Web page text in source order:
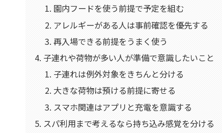
園内フードを使う前提で予定を組む
アレルギーがある人は事前確認を優先する
再入場できる前提をうまく使う
子連れや荷物が多い人が準備で意識したいこと
子連れは例外対象をきちんと分ける
大きな荷物は預ける前提に寄せる
スマホ関連はアプリと充電を意識する
スパ利用まで考えるなら持ち込み感覚を分ける